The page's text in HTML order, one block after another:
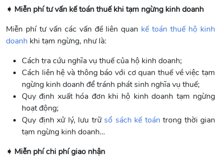
➧ Miễn phí tư vấn kế toán thuế khi tạm ngừng kinh doanh
Miễn phí tư vấn các vấn đề liên quan kế toán thuế hộ kinh
doanh khi tạm ngừng, như là:
Cách tra cứu nghĩa vụ thuế của hộ kinh doanh;
Cách liên hệ và thông báo với cơ quan thuế về việc tạm
ngừng kinh doanh để tránh phát sinh nghĩa vụ thuế;
Quy định xuất hóa đơn khi hộ kinh doanh tạm ngừng
hoạt động;
Quy định xử lý, lưu trữsổ sách kế toán trong thời gian
tạm ngừng kinh doanh…
➧ Miễn phí chi phí giao nhận